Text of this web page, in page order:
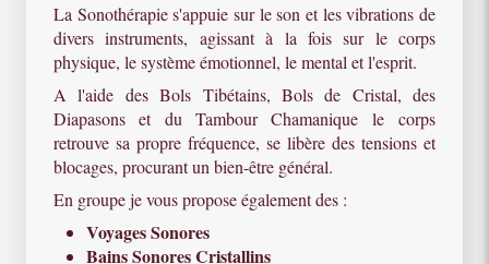
La Sonothérapie s'appuie sur le son et les vibrations de
divers instruments, agissant à la fois sur le corps
physique, le système émotionnel, le mental et l'esprit.
A l'aide des Bols Tibétains, Bols de Cristal, des
Diapasons et du Tambour Chamanique le corps
retrouve sa propre fréquence, se libère des tensions et
blocages, procurant un bien-être général.
En groupe je vous propose également des :
Voyages Sonores
Bains Sonores Cristallins